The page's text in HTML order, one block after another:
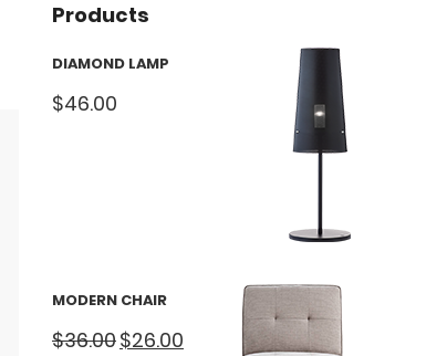
Products
DIAMOND LAMP
$46.00
MODERN CHAIR
$36.00 Orijinal
$26.00